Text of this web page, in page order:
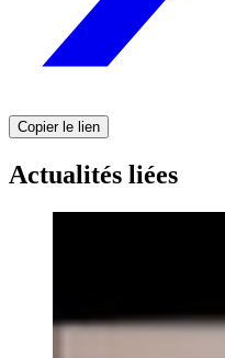
Copier le lien
Actualités liées